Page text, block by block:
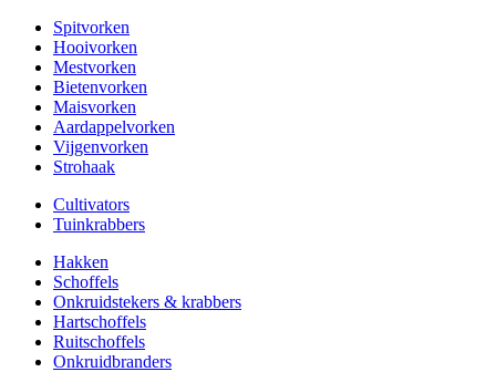
Spitvorken
Hooivorken
Mestvorken
Bietenvorken
Maisvorken
Aardappelvorken
Vijgenvorken
Strohaak
Cultivators
Tuinkrabbers
Hakken
Schoffels
Onkruidstekers & krabbers
Hartschoffels
Ruitschoffels
Onkruidbranders